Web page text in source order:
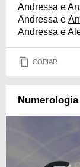
Andressa e
Andressa e
Andressa e
COPIAR